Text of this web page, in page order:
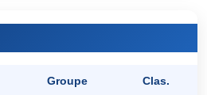
Groupe Clas.